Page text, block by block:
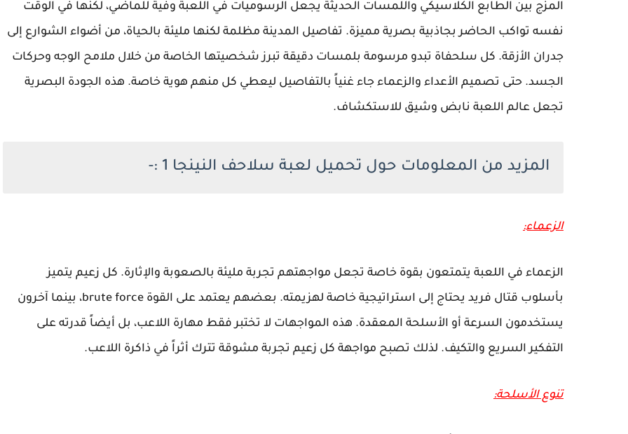
المزج بين الطابع الكلاسيكي واللمسات الحديثة يجعل الرسوميات في اللعبة وفية للماضي، لكنها في الوقت
نفسه تواكب الحاضر بجاذبية بصرية مميزة. تفاصيل المدينة مظلمة لكنها مليئة بالحياة، من أضواء الشوارع إلى
جدران الأزقة. كل سلحفاة تبدو مرسومة بلمسات دقيقة تبرز شخصيتها الخاصة من خلال ملامح الوجه وحركات
الجسد. حتى تصميم الأعداء والزعماء جاء غنياً بالتفاصيل ليعطي كل منهم هوية خاصة. هذه الجودة البصرية
تجعل عالم اللعبة نابض وشيق للاستكشاف.
المزيد من المعلومات حول تحميل لعبة سلاحف النينجا 1 :-
الزعماء:
الزعماء في اللعبة يتمتعون بقوة خاصة تجعل مواجهتهم تجربة مليئة بالصعوبة والإثارة. كل زعيم يتميز
بأسلوب قتال فريد يحتاج إلى استراتيجية خاصة لهزيمته. بعضهم يعتمد على القوة brute force، بينما آخرون
يستخدمون السرعة أو الأسلحة المعقدة. هذه المواجهات لا تختبر فقط مهارة اللاعب، بل أيضاً قدرته على
التفكير السريع والتكيف. لذلك تصبح مواجهة كل زعيم تجربة مشوقة تترك أثراً في ذاكرة اللاعب.
تنوع الأسلحة: